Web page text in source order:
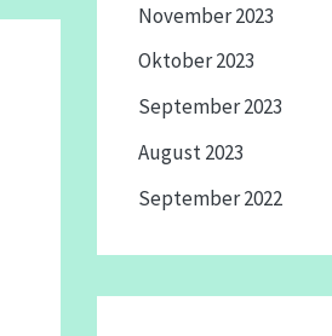
November 2023
Oktober 2023
September 2023
August 2023
September 2022